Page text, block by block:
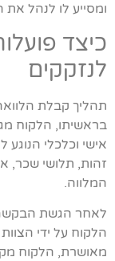
ומסייע לו לנהל את
כיצד
לנזקקים
תהליך קבלת
בראשיתו, הלקוח
אישי וכלכלי הנוגע
זהות, תלושי שכר,
המלווה.
לאחר הגשת
הלקוח על ידי
מאושרת, הלקוח